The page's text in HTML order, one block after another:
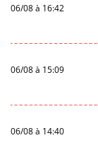
06/08 à 16:42
06/08 à 15:09
06/08 à 14:40